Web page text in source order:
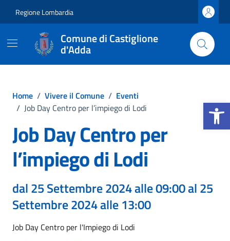
Apri la
Regione Lombardia
Comune di Castiglione
d'Adda
Home / Vivere il Comune / Eventi
/ Job Day Centro per l’impiego di Lodi
Job Day Centro per
l’impiego di Lodi
dal 25 Settembre 2024 alle 09:00 al 25
Settembre 2024 alle 13:00
Job Day Centro per l'Impiego di Lodi